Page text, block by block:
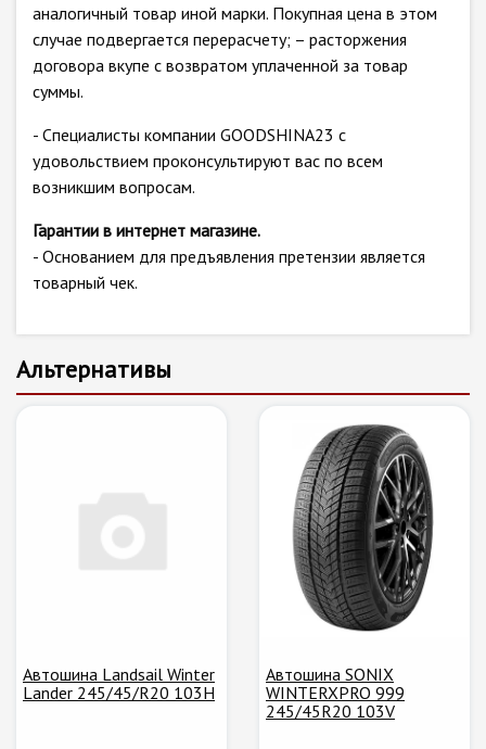
аналогичный товар иной марки. Покупная цена в этом
случае подвергается перерасчету; – расторжения
договора вкупе с возвратом уплаченной за товар
суммы.
- Специалисты компании GOODSHINA23 с
удовольствием проконсультируют вас по всем
возникшим вопросам.
Гарантии в интернет магазине.
- Основанием для предъявления претензии является
товарный чек.
Альтернативы
Автошина Landsail Winter
Lander 245/45/R20 103H
Автошина SONIX
WINTERXPRO 999
245/45R20 103V